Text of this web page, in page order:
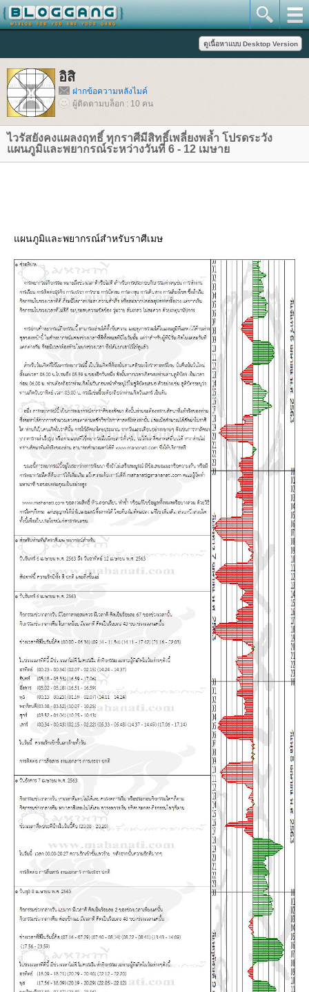
อิสิ
ฝากข้อความหลังไมค์
ผู้ติดตามบล็อก : 10 คน
ไวรัสยังคงแผลงฤทธิ์ ทุกราศีมีสิทธิ์เพลี่ยงพล้ำ โปรดระวัง
ผนภูมิและพยากรณ์ระหว่างวันที่ 6 - 12 เมษา
ผนภูมิและพยากรณ์สำหรับราศีเมษ